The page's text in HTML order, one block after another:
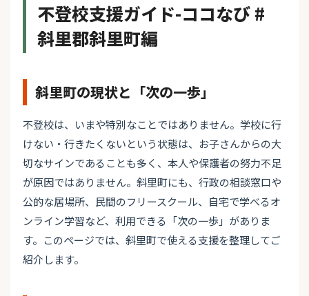
不登校支援ガイド-ココなび #
斜里郡斜里町編
斜里町の現状と「次の一歩」
不登校は、いまや特別なことではありません。学校に行
けない・行きたくないという状態は、お子さんからの大
切なサインであることも多く、本人や保護者の努力不足
が原因ではありません。斜里町にも、行政の相談窓口や
公的な居場所、民間のフリースクール、自宅で学べるオ
ンライン学習など、利用できる「次の一歩」がありま
す。このページでは、斜里町で使える支援を整理してご
紹介します。